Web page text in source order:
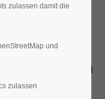
heute
Museum
zulassen damit die
und
zulassen